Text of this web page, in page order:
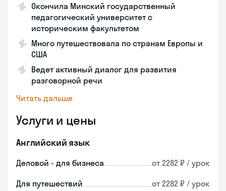
Окончила Минский государственный
педагогический университет с
историческим факультетом
Много путешествовала по странам Европы и
США
Ведет активный диалог для развития
разговорной речи
Читать дальше
Услуги и цены
Английский язык
Деловой - для бизнеса от 2282 ₽ / урок
Для путешествий от 2282 ₽ / урок